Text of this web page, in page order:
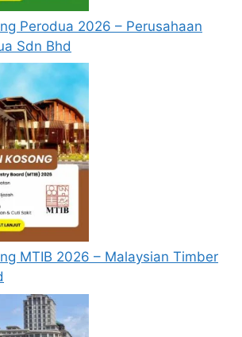
Perodua 2026 – Perusahaan
Sdn Bhd
MTIB 2026 – Malaysian Timber